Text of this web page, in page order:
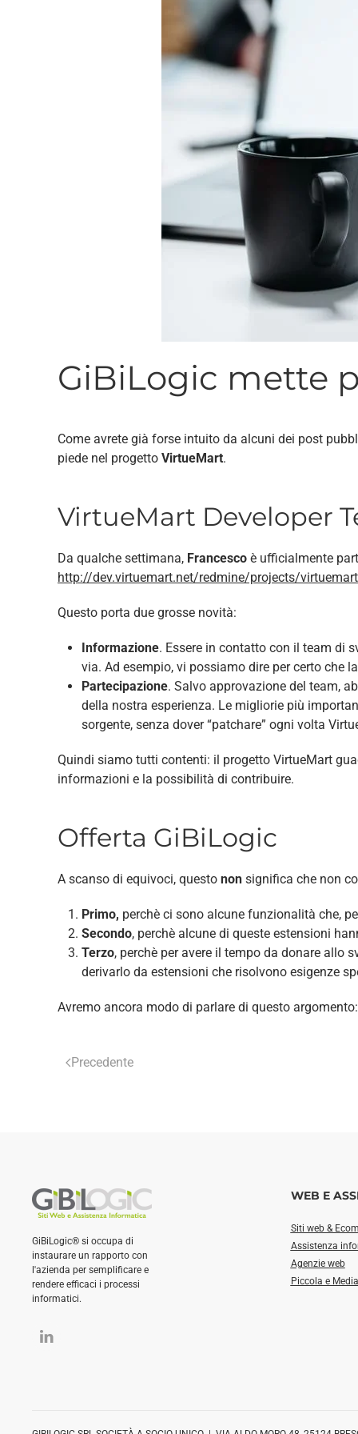
GiBiLogic mette
Come avrete già forse intuito da alcuni dei post
piede nel progetto VirtueMart.
VirtueMart Developer
Da qualche settimana, Francesco è ufficialmente
http://dev.virtuemart.net/redmine/projects/virtuemart
Questo porta due grosse novità:
Informazione. Essere in contatto con il team di
via. Ad esempio, vi possiamo dire per certo che
Partecipazione. Salvo approvazione del team,
della nostra esperienza. Le migliorie più
sorgente, senza dover “patchare” ogni volta
Quindi siamo tutti contenti: il progetto VirtueMart
informazioni e la possibilità di contribuire.
Offerta GiBiLogic
A scanso di equivoci, questo non significa che non
Primo, perchè ci sono alcune funzionalità che,
Secondo, perchè alcune di queste estensioni
Terzo, perchè per avere il tempo da donare
derivarlo da estensioni che risolvono esigenze
Avremo ancora modo di parlare di questo
Precedente
GiBiLogic® si occupa di
instaurare un rapporto con
l'azienda per semplificare e
rendere efficaci i processi
informatici.
WEB E
Siti web &
Assistenza
Agenzie web
Piccola e